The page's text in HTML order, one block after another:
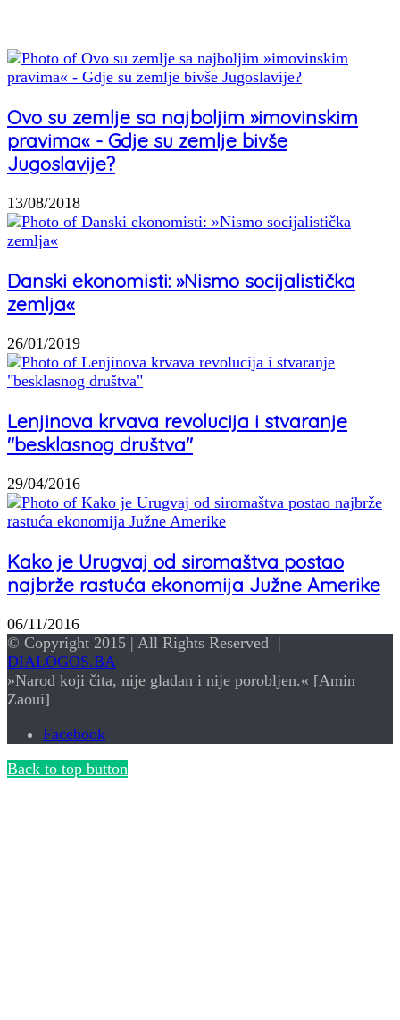
Ovo su zemlje sa najboljim »imovinskim
pravima« - Gdje su zemlje bivše
Jugoslavije?
13/08/2018
Danski ekonomisti: »Nismo socijalistička
zemlja«
26/01/2019
Lenjinova krvava revolucija i stvaranje
"besklasnog društva"
29/04/2016
Kako je Urugvaj od siromaštva postao
najbrže rastuća ekonomija Južne Amerike
06/11/2016
© Copyright 2015 | All Rights Reserved |
DIALOGOS.BA
»Narod koji čita, nije gladan i nije porobljen.« [Amin
Zaoui]
Facebook
Back to top button